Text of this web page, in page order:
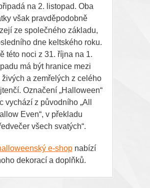
na 2. listopad. Oba
však pravděpodobně
ze společného základu,
dne keltského roku.
této noci z 31. října na 1.
má být hranice mezi
živých a zemřelých z celého
Označení „Halloween“
vychází z původního „All
Even“, v překladu
všech svatých“.
e-shopnabízí
dekorací a doplňků.